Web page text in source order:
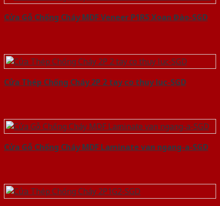
Cửa Gỗ Chống Cháy MDF Veneer P1R5 Xoan Đào-SGD
Cửa Thép Chống Cháy 2P 2 tay co thuy luc-SGD
Cửa Gỗ Chống Cháy MDF Laminate van ngang-a-SGD